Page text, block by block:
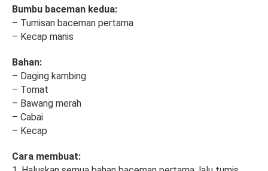
Bumbu baceman kedua:
– Tumisan baceman pertama
– Kecap manis
Bahan:
– Daging kambing
– Tomat
– Bawang merah
– Cabai
– Kecap
Cara membuat: